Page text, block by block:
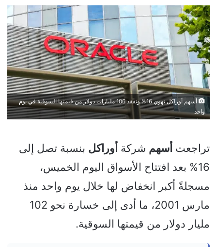
أسهم أوراكل تهوي 16% وتفقد 106 مليارات دولار من قيمتها السوقية في يوم
واحد
تراجعت أسهم شركة أوراكل بنسبة تصل إلى
16% بعد افتتاح الأسواق اليوم الخميس،
مسجلةً أكبر انخفاض لها خلال يوم واحد منذ
مارس 2001، ما أدى إلى خسارة نحو 102
مليار دولار من قيمتها السوقية.